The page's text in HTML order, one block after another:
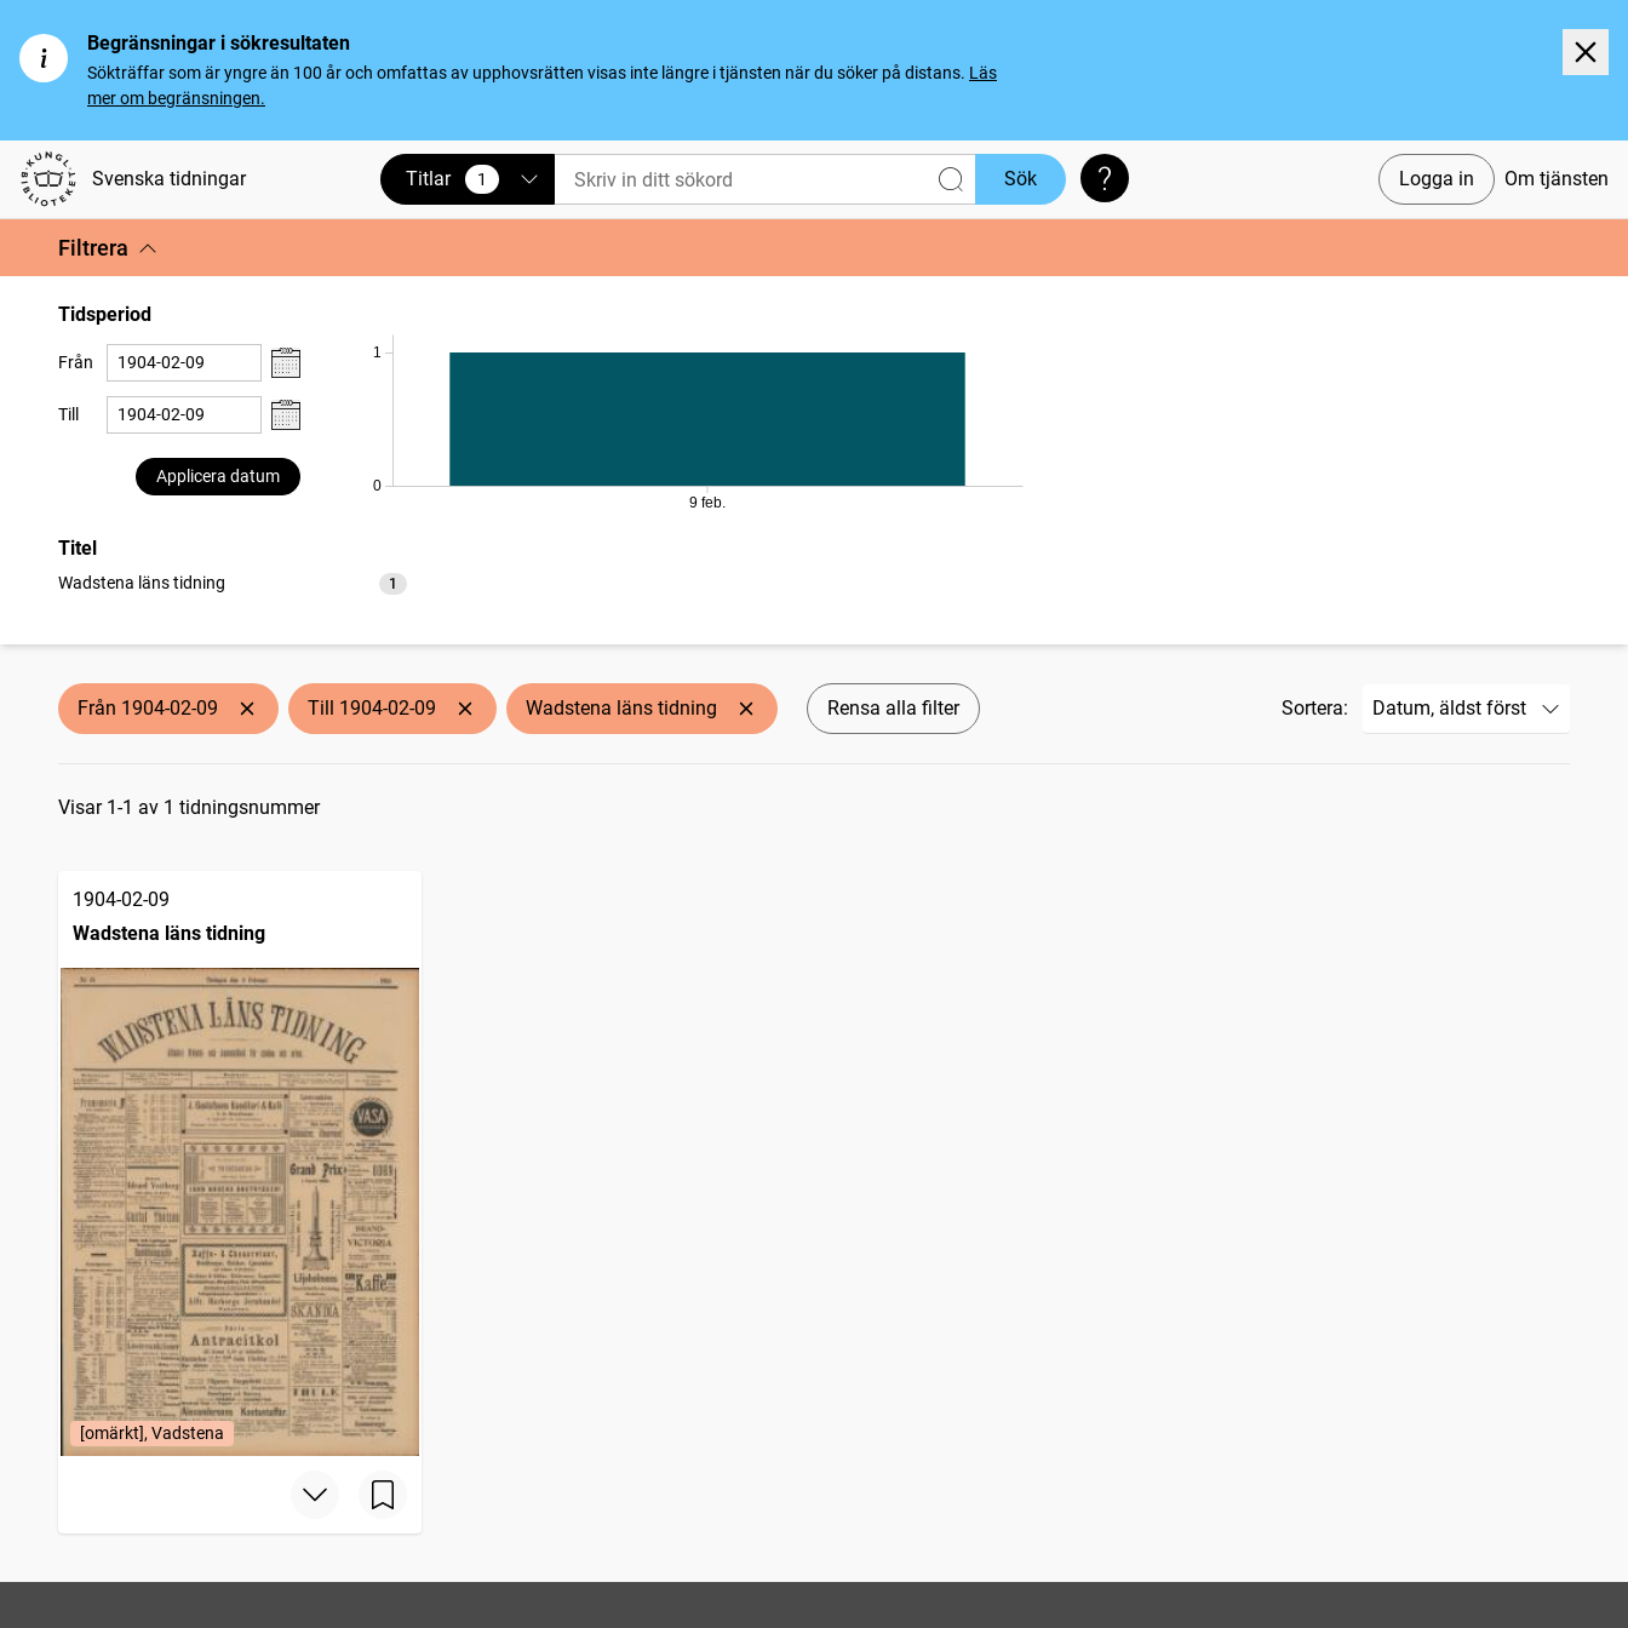
Begränsningar i sökresultaten
Sökträffar som är yngre än 100 år och omfattas av upphovsrätten visas inte längre i tjänsten när du söker på distans. Läs
mer om begränsningen.
Svenska tidningar Logga in Om tjänsten
Titlar 1
vald Sök Söktips
Filtrera
Tidsperiod
Från
Till
Applicera datum
0
1
9 feb.
Titel
Wadstena läns tidning 1
träffar
Från 1904-02-09 Till 1904-02-09 Wadstena läns tidning Rensa alla filter Sortera:
Sökresultat
Visar 1-1 av 1 tidningsnummer
1904-02-09
Wadstena läns tidning
[omärkt], Vadstena